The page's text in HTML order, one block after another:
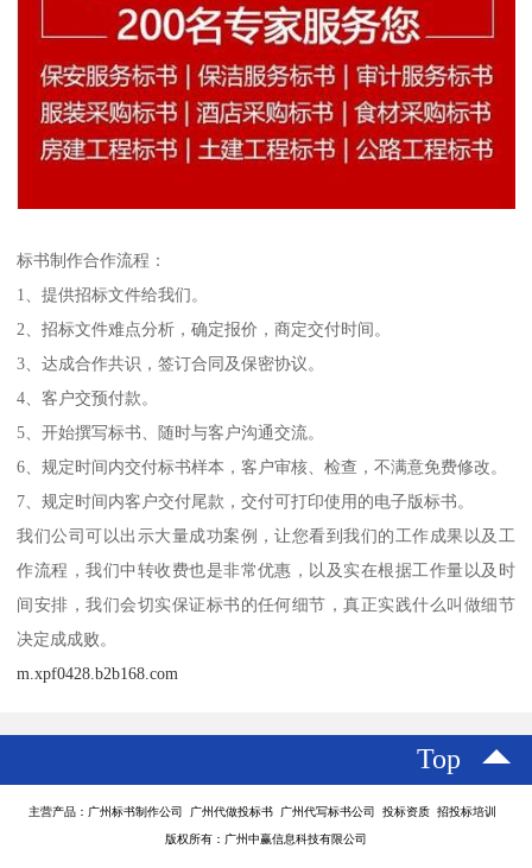
标书制作合作流程：
1、提供招标文件给我们。
2、招标文件难点分析，确定报价，商定交付时间。
3、达成合作共识，签订合同及保密协议。
4、客户交预付款。
5、开始撰写标书、随时与客户沟通交流。
6、规定时间内交付标书样本，客户审核、检查，不满意免费修改。
7、规定时间内客户交付尾款，交付可打印使用的电子版标书。
我们公司可以出示大量成功案例，让您看到我们的工作成果以及工
作流程，我们中转收费也是非常优惠，以及实在根据工作量以及时
间安排，我们会切实保证标书的任何细节，真正实践什么叫做细节
决定成成败。
m.xpf0428.b2b168.com
Top
主营产品：广州标书制作公司 广州代做投标书 广州代写标书公司 投标资质 招投标培训
版权所有：广州中赢信息科技有限公司